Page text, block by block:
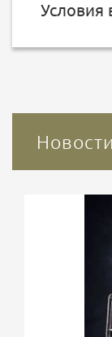
Условия
Новости